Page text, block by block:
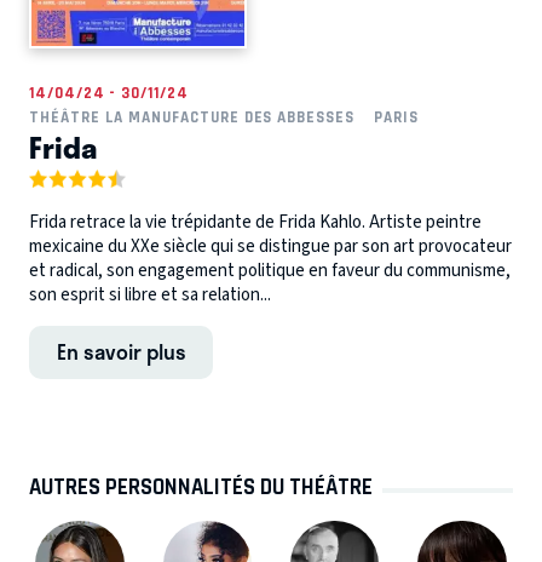
14/04/24 - 30/11/24
THÉÂTRE LA MANUFACTURE DES ABBESSES
PARIS
Frida
Frida retrace la vie trépidante de Frida Kahlo. Artiste peintre
mexicaine du XXe siècle qui se distingue par son art provocateur
et radical, son engagement politique en faveur du communisme,
son esprit si libre et sa relation...
En savoir plus
AUTRES PERSONNALITÉS DU THÉÂTRE